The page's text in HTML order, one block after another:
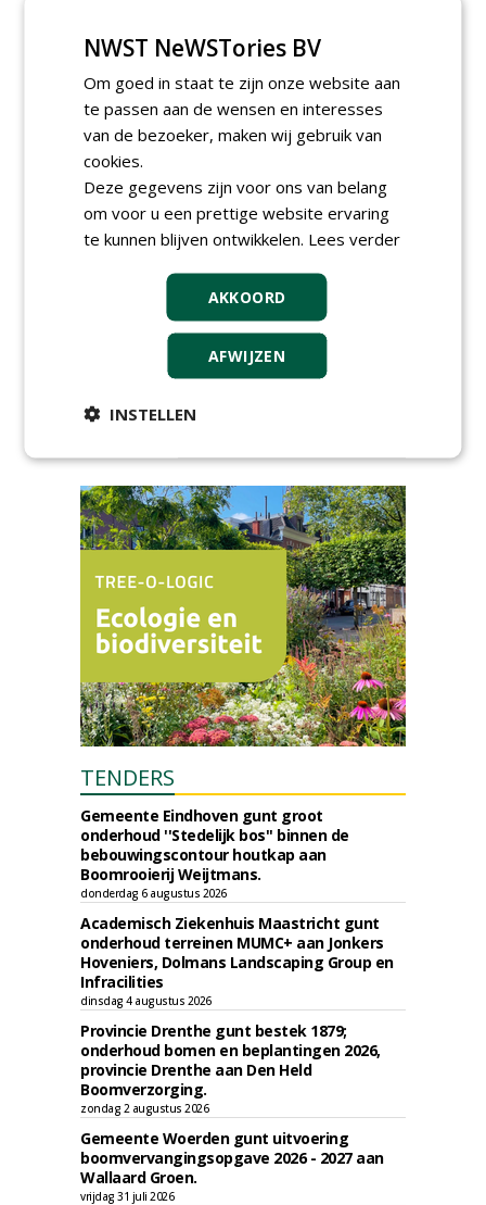
AGENDA
Kennismakingssessie ETT op
9 september
Poel organiseert
Boomverzorgersdag voor
boomprofessionals
vrijdag 9 oktober 2026
toekomst begint in de
TENDERS
Gemeente Eindhoven gunt groot
onderhoud ''Stedelijk bos'' binnen de
bebouwingscontour houtkap aan
Boomrooierij Weijtmans.
donderdag 6 augustus 2026
Academisch Ziekenhuis Maastricht gunt
onderhoud terreinen MUMC+ aan Jonkers
Hoveniers, Dolmans Landscaping Group en
Infracilities
dinsdag 4 augustus 2026
Provincie Drenthe gunt bestek 1879;
onderhoud bomen en beplantingen 2026,
provincie Drenthe aan Den Held
Boomverzorging.
zondag 2 augustus 2026
Gemeente Woerden gunt uitvoering
boomvervangingsopgave 2026 - 2027 aan
Wallaard Groen.
vrijdag 31 juli 2026
NWST NeWSTories BV
Om goed in staat te zijn onze website aan
te passen aan de wensen en interesses
van de bezoeker, maken wij gebruik van
cookies.
Deze gegevens zijn voor ons van belang
om voor u een prettige website ervaring
te kunnen blijven ontwikkelen. Lees verder
AKKOORD
AFWIJZEN
INSTELLEN